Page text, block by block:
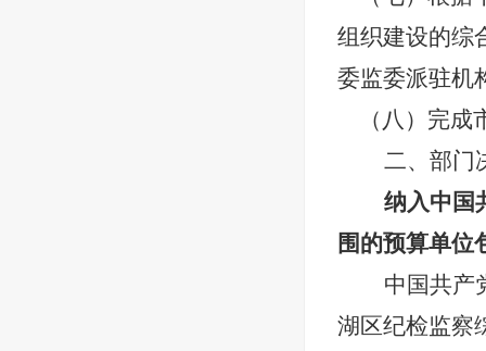
组织建设的综
委监委派驻机
（八）完
二、部门
纳入中国
围的预算单位
中国共产
湖区纪检监察